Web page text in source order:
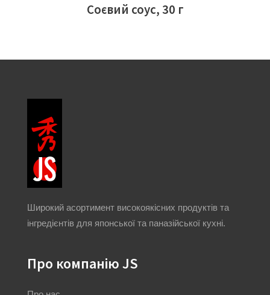
Соєвий соус, 30 г
Широкий асортимент високоякісних продуктів та
інгредієнтів для японської та паназійської кухні.
Про компанію JS